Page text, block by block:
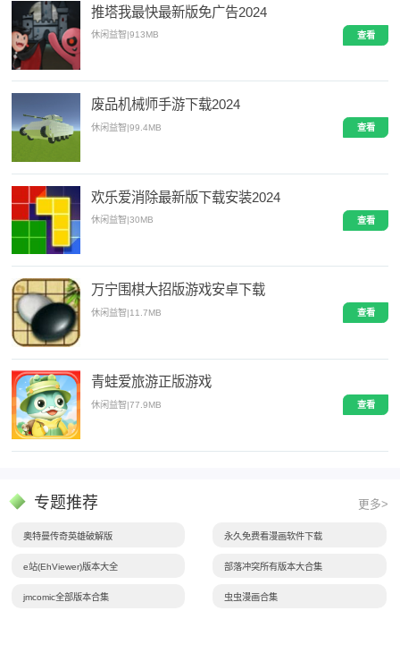
推塔我最快最新版免广告2024
休闲益智 |913MB 查看
废品机械师手游下载2024
休闲益智|99.4MB 查看
欢乐爱消除最新版下载安装2024
休闲益智|30MB 查看
万宁围棋大招版游戏安卓下载
休闲益智|11.7MB 查看
青蛙爱旅游正版游戏
休闲益智|77.9MB 查看
专题推荐 更多>
奥特曼传奇英雄破解版 永久免费看漫画软件下载
e站(EhViewer)版本大全 部落冲突所有版本大合集
jmcomic全部版本合集 虫虫漫画合集